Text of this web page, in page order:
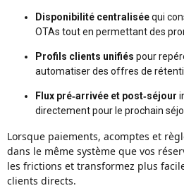
Disponibilité centraliséequi
OTAs tout en permettant des
Profils clients unifiés pour
automatiser des offres de
Flux pré‑arrivée et post‑séjour
directement pour le prochain
Lorsque paiements, acomptes et
dans le même système que vos
les frictions et transformez plus
clients directs.